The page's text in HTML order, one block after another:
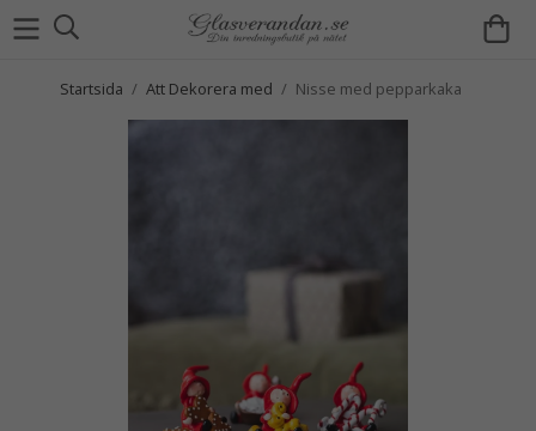
Startsida / Att Dekorera med / Nisse med pepparkaka